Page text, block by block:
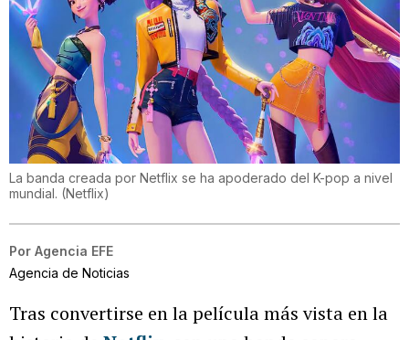
La banda creada por Netflix se ha apoderado del K-pop a nivel
mundial. (Netflix)
Por Agencia EFE
Agencia de Noticias
Tras convertirse en la película más vista en la